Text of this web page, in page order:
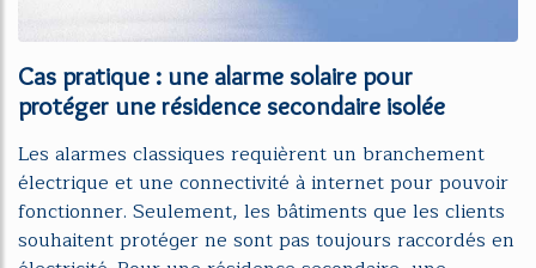
Cas pratique : une alarme solaire pour
protéger une résidence secondaire isolée
Les alarmes classiques requièrent un branchement
électrique et une connectivité à internet pour pouvoir
fonctionner. Seulement, les bâtiments que les clients
souhaitent protéger ne sont pas toujours raccordés en